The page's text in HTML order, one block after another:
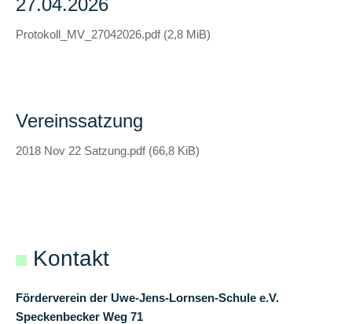
Protokoll_MV_27042026.pdf (2,8 MiB)
Vereinssatzung
2018 Nov 22 Satzung.pdf (66,8 KiB)
Kontakt
Förderverein der Uwe-Jens-Lornsen-Schule e.V.
Speckenbecker Weg 71